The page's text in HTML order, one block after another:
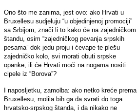
Ono što me zanima, jest ovo: ako Hrvati u
Bruxellesu sudjeluju “u objedinjenoj promociji”
sa Srbijom, znači li to kako će na zajedničkom
štandu, osim “zajedničkog pevanja srpskih
pesama” dok jedu proju i ćevape te plešu
zajedničko kolo, svi morati obuti srpske
opanke, ili će Hrvati moći na nogama nositi
cipele iz “Borova”?
I naposljetku, zamolba: ako netko kreće prema
Bruxellesu, molila bih ga da svrati do toga
hrvatsko-srpskog štanda, i da nikako ne